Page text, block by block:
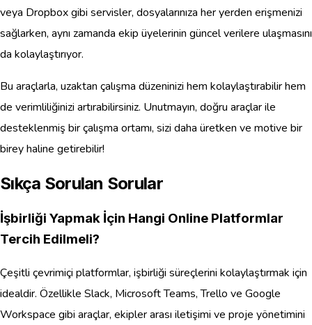
veya Dropbox gibi servisler, dosyalarınıza her yerden erişmenizi
sağlarken, aynı zamanda ekip üyelerinin güncel verilere ulaşmasını
da kolaylaştırıyor.
Bu araçlarla, uzaktan çalışma düzeninizi hem kolaylaştırabilir hem
de verimliliğinizi artırabilirsiniz. Unutmayın, doğru araçlar ile
desteklenmiş bir çalışma ortamı, sizi daha üretken ve motive bir
birey haline getirebilir!
Sıkça Sorulan Sorular
İşbirliği Yapmak İçin Hangi Online Platformlar
Tercih Edilmeli?
Çeşitli çevrimiçi platformlar, işbirliği süreçlerini kolaylaştırmak için
idealdir. Özellikle Slack, Microsoft Teams, Trello ve Google
Workspace gibi araçlar, ekipler arası iletişimi ve proje yönetimini